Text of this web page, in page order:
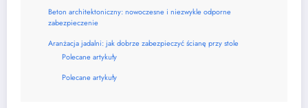
Beton architektoniczny: nowoczesne i niezwykle odporne
zabezpieczenie
Aranżacja jadalni: jak dobrze zabezpieczyć ścianę przy stole
Polecane artykuły
Polecane artykuły